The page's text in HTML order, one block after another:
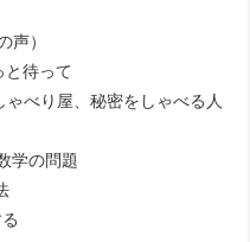
声）
と待って
べり屋、秘密をしゃべる人
学の問題